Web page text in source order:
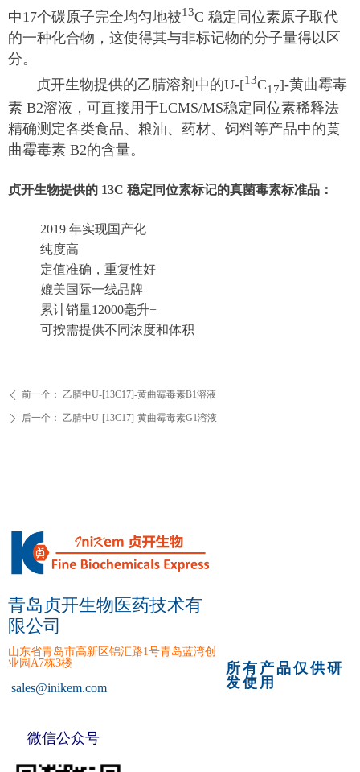
中17个碳原子完全均匀地被13C 稳定同位素原子取代
的一种化合物，这使得其与非标记物的分子量得以区
分。
贞开生物提供的乙腈溶剂中的U-[13C17]-黄曲霉毒
素 B2溶液，可直接用于LCMS/MS稳定同位素稀释法
精确测定各类食品、粮油、药材、饲料等产品中的黄
曲霉毒素 B2的含量。
贞开生物提供的 13C 稳定同位素标记的真菌毒素标准品：
2019 年实现国产化
纯度高
定值准确，重复性好
媲美国际一线品牌
累计销量12000毫升+
可按需提供不同浓度和体积
ꄴ 前一个： 乙腈中U-[13C17]-黄曲霉毒素B1溶液
ꄲ 后一个： 乙腈中U-[13C17]-黄曲霉毒素G1溶液
青岛贞开生物医药技术有
限公司
山东省青岛市高新区锦汇路1号青岛蓝湾创
业园A7栋3楼
sales@inikem.com
微信公众号
所有产品仅供研
发使用